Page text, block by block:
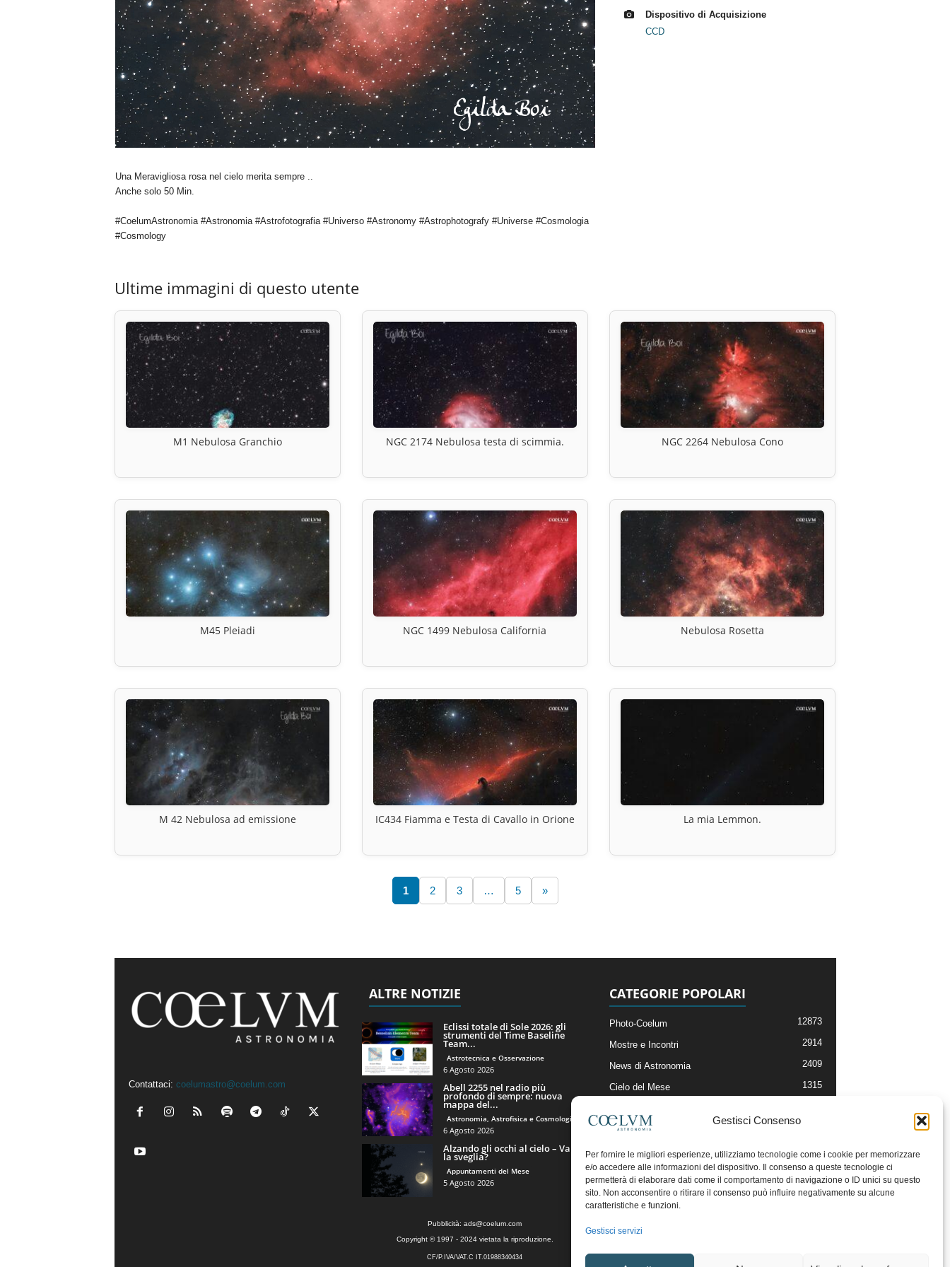
Gestisci Consenso
Per fornire le migliori esperienze, utilizziamo tecnologie come i cookie per memorizzare
e/o accedere alle informazioni del dispositivo. Il consenso a queste tecnologie ci
permetterà di elaborare dati come il comportamento di navigazione o ID unici su questo
sito. Non acconsentire o ritirare il consenso può influire negativamente su alcune
caratteristiche e funzioni.
Gestisci servizi
Una Meravigliosa rosa nel cielo merita sempre ..
Anche solo 50 Min.
#CoelumAstronomia #Astronomia #Astrofotografia #Universo #Astronomy #Astrophotografy #Universe #Cosmologia
#Cosmology
Dispositivo di Acquisizione
CCD
Ultime immagini di questo utente
M1 Nebulosa Granchio NGC 2174 Nebulosa testa di scimmia. NGC 2264 Nebulosa Cono
M45 Pleiadi NGC 1499 Nebulosa California Nebulosa Rosetta
M 42 Nebulosa ad emissione IC434 Fiamma e Testa di Cavallo in Orione La mia Lemmon.
1 2 3 … 5 »
Contattaci: coelumastro@coelum.com
ALTRE NOTIZIE
Eclissi totale di Sole 2026: gli
strumenti del Time Baseline
Team...
Astrotecnica e Osservazione
6 Agosto 2026
Abell 2255 nel radio più
profondo di sempre: nuova
mappa del...
Astronomia, Astrofisica e Cosmologia
6 Agosto 2026
Alzando gli occhi al cielo – Vale
la sveglia?
Appuntamenti del Mese
5 Agosto 2026
CATEGORIE POPOLARI
Photo-Coelum 12873
Mostre e Incontri 2914
News di Astronomia 2409
Cielo del Mese 1315
Articoli e Risorse On-Line
Il Blog della Redazione
Pubblicità: ads@coelum.com
Copyright © 1997 - 2024 vietata la riproduzione.
CF/P.IVA/VAT.C IT.01988340434